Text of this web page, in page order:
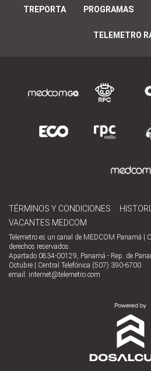
TREPORTA PROGRAMAS
TELEMETRO
TÉRMINOS Y CONDICIONES
VACANTES MEDCOM
Telemetro es un canal de MEDCOM Panamá
derechos reservados.
Apartado 0834-00129, Panamá - Rep. de
Octubre | Central Telefónica (507) 390-6700
email: internet@telemetro.com